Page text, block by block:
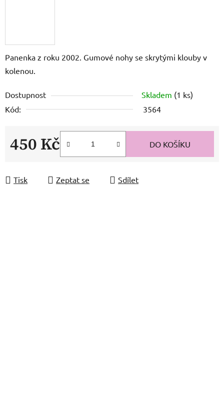
Panenka z roku 2002. Gumové nohy se skrytými klouby v
kolenou.
Dostupnost Skladem (1 ks)
Kód:
3564
450 Kč DO KOŠÍKU
Tisk Zeptat se Sdílet